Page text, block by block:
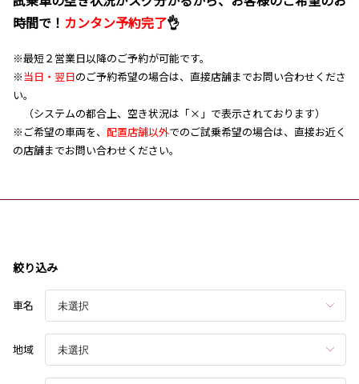
時間で！ カンタン予約完了👌
※最短２営業日以降のご予約が可能です。
※当日・翌日のご予約希望の場合は、直接店舗までお問い合わせくださ
い。
（システムの都合上、空き状況は「×」で表示されております）
※ご希望の車両を、 配置店舗以外でのご試乗希望の場合は、直接お近く
の店舗までお問い合わせください。
絞り込み
車名
地域